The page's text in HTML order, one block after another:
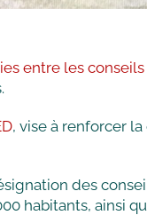
entre les
, vise à renforcer
des
habitants, ainsi